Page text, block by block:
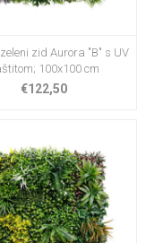
zid Aurora "B" s UV
100x100 cm
€122,50